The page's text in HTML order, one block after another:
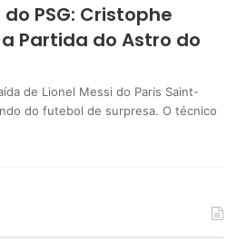
PSG: Cristophe
Partida do Astro do
de Lionel Messi do Paris Saint-
do futebol de surpresa. O técnico